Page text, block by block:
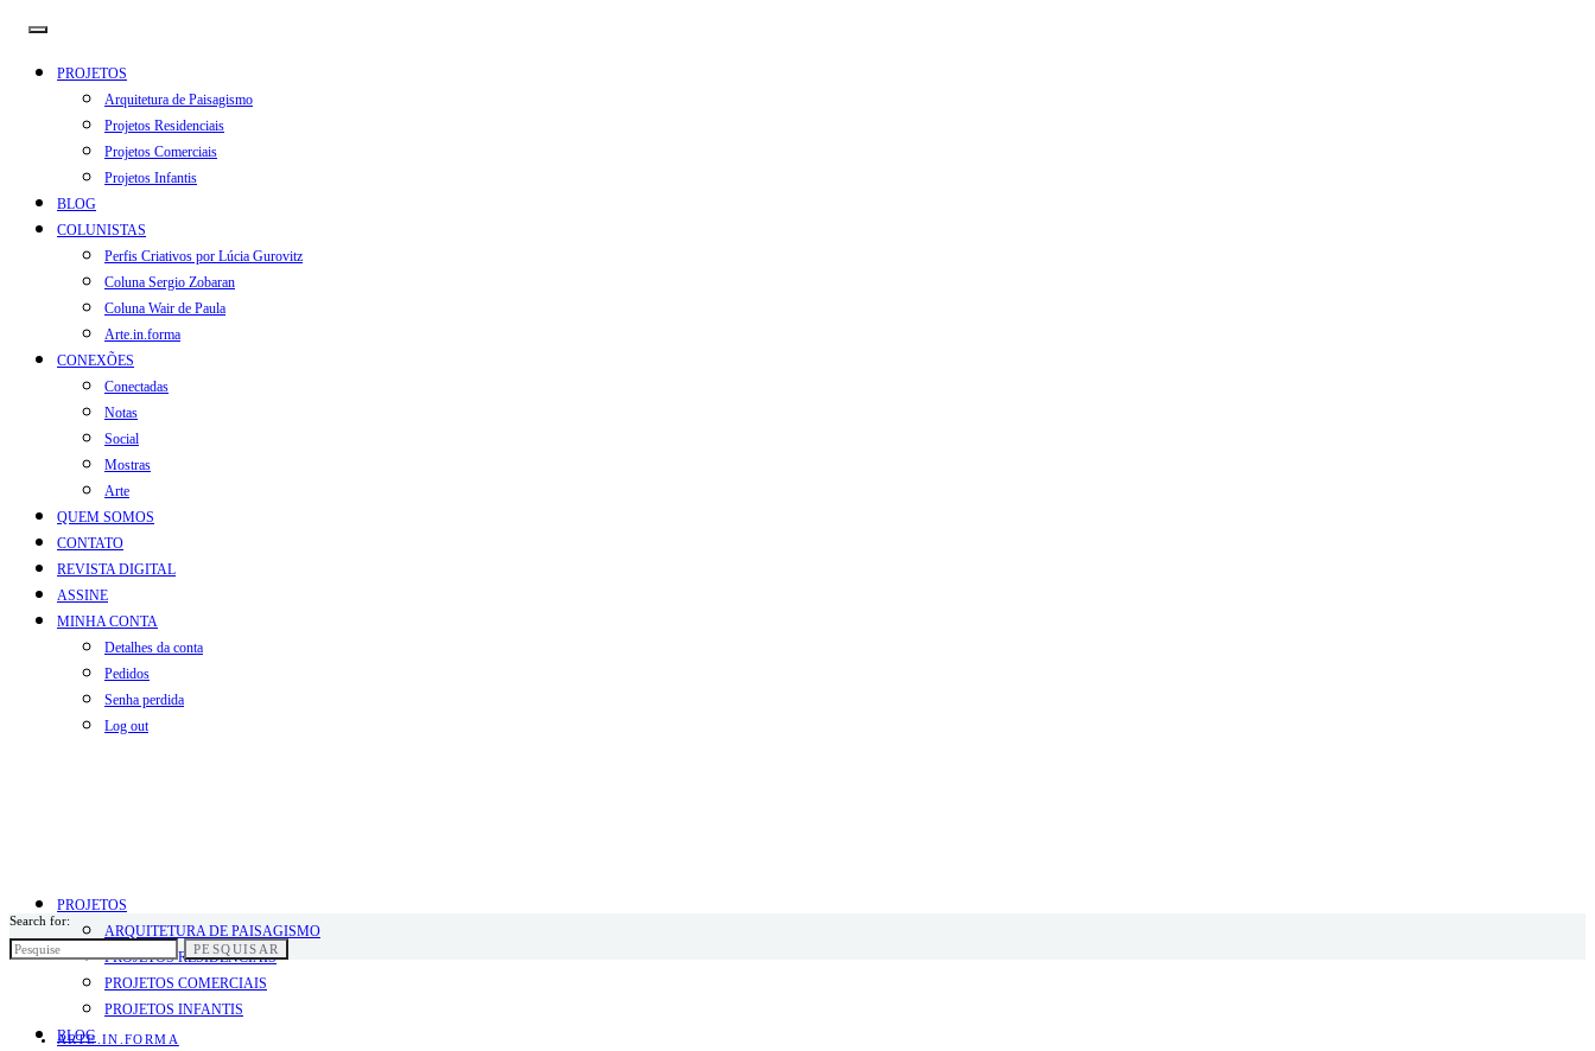
PROJETOS
Arquitetura de Paisagismo
Projetos Residenciais
Projetos Comerciais
Projetos Infantis
BLOG
COLUNISTAS
Perfis Criativos por Lúcia Gurovitz
Coluna Sergio Zobaran
Coluna Wair de Paula
Arte.in.forma
CONEXÕES
Conectadas
Notas
Social
Mostras
Arte
QUEM SOMOS
CONTATO
REVISTA DIGITAL
ASSINE
MINHA CONTA
Detalhes da conta
Pedidos
Senha perdida
Log out
PROJETOS
ARQUITETURA DE PAISAGISMO
PROJETOS RESIDENCIAIS
PROJETOS COMERCIAIS
PROJETOS INFANTIS
BLOG
Search for:
PESQUISAR
ARTE.IN.FORMA